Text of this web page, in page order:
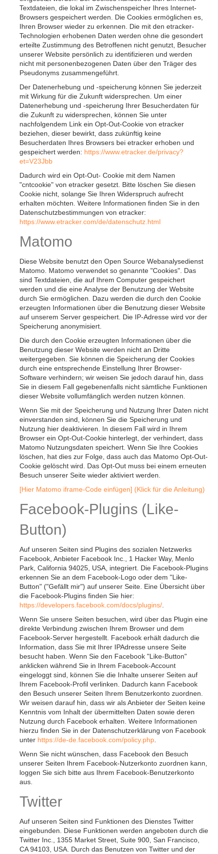
Textdateien, die lokal im Zwischenspeicher Ihres Internet-
Browsers gespeichert werden. Die Cookies ermöglichen es,
Ihren Browser wieder zu erkennen. Die mit den etracker-
Technologien erhobenen Daten werden ohne die gesondert
erteilte Zustimmung des Betroffenen nicht genutzt, Besucher
unserer Website persönlich zu identifizieren und werden
nicht mit personenbezogenen Daten über den Träger des
Pseudonyms zusammengeführt.
Der Datenerhebung und -speicherung können Sie jederzeit
mit Wirkung für die Zukunft widersprechen. Um einer
Datenerhebung und -speicherung Ihrer Besucherdaten für
die Zukunft zu widersprechen, können Sie unter
nachfolgendem Link ein Opt-Out-Cookie von etracker
beziehen, dieser bewirkt, dass zukünftig keine
Besucherdaten Ihres Browsers bei etracker erhoben und
gespeichert werden: https://www.etracker.de/privacy?
et=V23Jbb
Dadurch wird ein Opt-Out- Cookie mit dem Namen
"cntcookie" von etracker gesetzt. Bitte löschen Sie diesen
Cookie nicht, solange Sie Ihren Widerspruch aufrecht
erhalten möchten. Weitere Informationen finden Sie in den
Datenschutzbestimmungen von etracker:
https://www.etracker.com/de/datenschutz.html
Matomo
Diese Website benutzt den Open Source Webanalysedienst
Matomo. Matomo verwendet so genannte "Cookies". Das
sind Textdateien, die auf Ihrem Computer gespeichert
werden und die eine Analyse der Benutzung der Website
durch Sie ermöglichen. Dazu werden die durch den Cookie
erzeugten Informationen über die Benutzung dieser Website
auf unserem Server gespeichert. Die IP-Adresse wird vor der
Speicherung anonymisiert.
Die durch den Cookie erzeugten Informationen über die
Benutzung dieser Website werden nicht an Dritte
weitergegeben. Sie können die Speicherung der Cookies
durch eine entsprechende Einstellung Ihrer Browser-
Software verhindern; wir weisen Sie jedoch darauf hin, dass
Sie in diesem Fall gegebenenfalls nicht sämtliche Funktionen
dieser Website vollumfänglich werden nutzen können.
Wenn Sie mit der Speicherung und Nutzung Ihrer Daten nicht
einverstanden sind, können Sie die Speicherung und
Nutzung hier deaktivieren. In diesem Fall wird in Ihrem
Browser ein Opt-Out-Cookie hinterlegt, der verhindert, dass
Matomo Nutzungsdaten speichert. Wenn Sie Ihre Cookies
löschen, hat dies zur Folge, dass auch das Matomo Opt-Out-
Cookie gelöscht wird. Das Opt-Out muss bei einem erneuten
Besuch unserer Seite wieder aktiviert werden.
[Hier Matomo iframe-Code einfügen] (Klick für die Anleitung)
Facebook-Plugins (Like-
Button)
Auf unseren Seiten sind Plugins des sozialen Netzwerks
Facebook, Anbieter Facebook Inc., 1 Hacker Way, Menlo
Park, California 94025, USA, integriert. Die Facebook-Plugins
erkennen Sie an dem Facebook-Logo oder dem "Like-
Button" ("Gefällt mir") auf unserer Seite. Eine Übersicht über
die Facebook-Plugins finden Sie hier:
https://developers.facebook.com/docs/plugins/
Wenn Sie unsere Seiten besuchen, wird über das Plugin eine
direkte Verbindung zwischen Ihrem Browser und dem
Facebook-Server hergestellt. Facebook erhält dadurch die
Information, dass Sie mit Ihrer IPAdresse unsere Seite
besucht haben. Wenn Sie den Facebook "Like-Button"
anklicken während Sie in Ihrem Facebook-Account
eingeloggt sind, können Sie die Inhalte unserer Seiten auf
Ihrem Facebook-Profil verlinken. Dadurch kann Facebook
den Besuch unserer Seiten Ihrem Benutzerkonto zuordnen.
Wir weisen darauf hin, dass wir als Anbieter der Seiten keine
Kenntnis vom Inhalt der übermittelten Daten sowie deren
Nutzung durch Facebook erhalten. Weitere Informationen
hierzu finden Sie in der Datenschutzerklärung von Facebook
unter https://de-de.facebook.com/policy.php
Wenn Sie nicht wünschen, dass Facebook den Besuch
unserer Seiten Ihrem Facebook-Nutzerkonto zuordnen kann,
loggen Sie sich bitte aus Ihrem Facebook-Benutzerkonto
aus.
Twitter
Auf unseren Seiten sind Funktionen des Dienstes Twitter
eingebunden. Diese Funktionen werden angeboten durch die
Twitter Inc., 1355 Market Street, Suite 900, San Francisco,
CA 94103, USA. Durch das Benutzen von Twitter und der